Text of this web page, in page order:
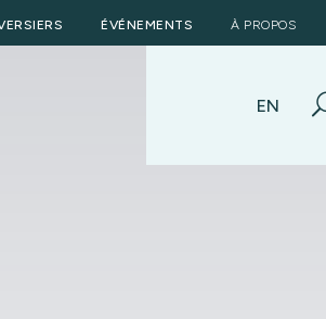
ÉVÉNEMENTS À PROPOS
EN